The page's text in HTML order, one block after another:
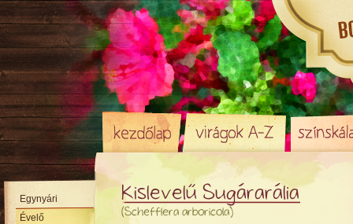
Kislevelű Sugárarália
(Schefflera arboricola)
Egynyári
Évelő